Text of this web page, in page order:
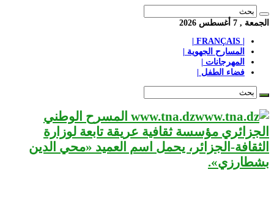
الجمعة , 7 أغسطس 2026
المسارح الجهوية |
المهرجانات |
فضاء الطفل |
www.tna.dz المسرح الوطني
الجزائري مؤسسة ثقافية عريقة تابعة لوزارة
الثقافة-الجزائر، يحمل اسم العميد «محي الدين
بشطارزي».